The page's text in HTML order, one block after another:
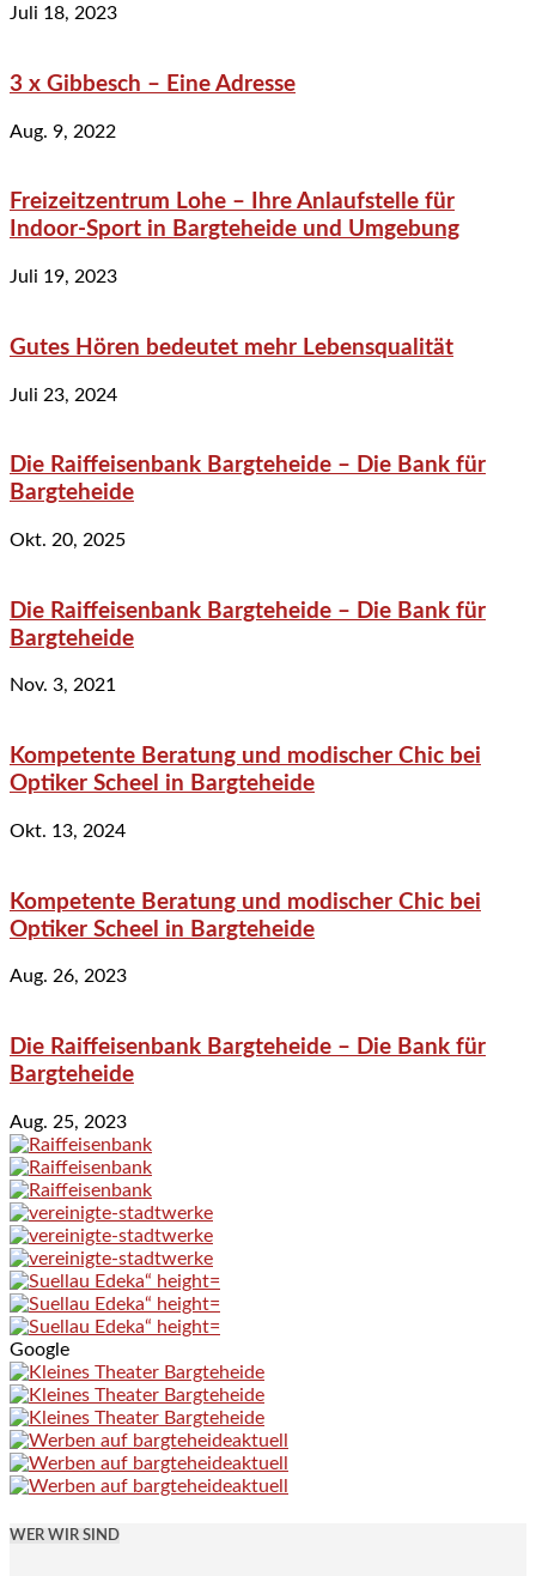
Juli 18, 2023
3 x Gibbesch – Eine Adresse
Aug. 9, 2022
Freizeitzentrum Lohe – Ihre Anlaufstelle für
Indoor-Sport in Bargteheide und Umgebung
Juli 19, 2023
Gutes Hören bedeutet mehr Lebensqualität
Juli 23, 2024
Die Raiffeisenbank Bargteheide – Die Bank für
Bargteheide
Okt. 20, 2025
Die Raiffeisenbank Bargteheide – Die Bank für
Bargteheide
Nov. 3, 2021
Kompetente Beratung und modischer Chic bei
Optiker Scheel in Bargteheide
Okt. 13, 2024
Kompetente Beratung und modischer Chic bei
Optiker Scheel in Bargteheide
Aug. 26, 2023
Die Raiffeisenbank Bargteheide – Die Bank für
Bargteheide
Aug. 25, 2023
Google
WER WIR SIND